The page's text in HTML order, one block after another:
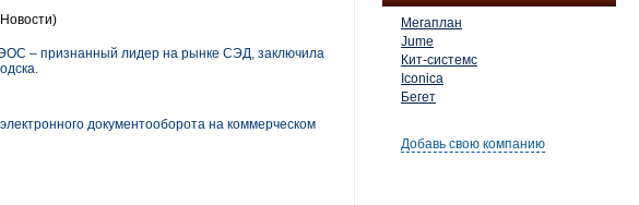
Мегаплан
Jume
Кит-системс
Iconica
Бегет
Добавь свою компанию
– признанный лидер на рынке СЭД, заключила
документооборота на коммерческом